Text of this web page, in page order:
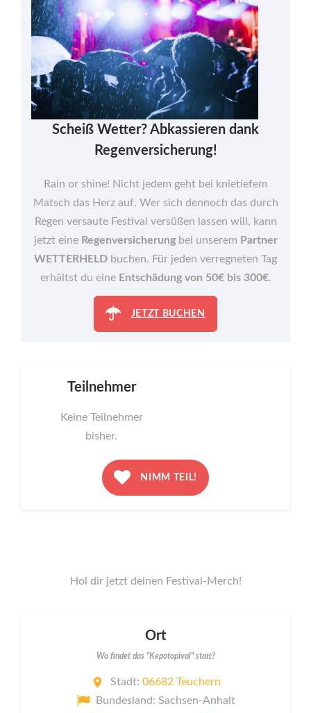
Scheiß Wetter? Abkassieren dank
Regenversicherung!
Rain or shine! Nicht jedem geht bei knietiefem
Matsch das Herz auf. Wer sich dennoch das durch
Regen versaute Festival versüßen lassen will, kann
jetzt eine Regenversicherungbei unserem Partner
WETTERHELD buchen. Für jeden verregneten Tag
erhältst du eine Entschädung von 50€ bis 300€.
JETZT BUCHEN
Teilnehmer
Keine Teilnehmer
bisher.
NIMM TEIL!
Hol dir jetzt deinen Festival-Merch!
Ort
Wo findet das "Kepotopival" statt?
Stadt: 06682 Teuchern
Bundesland: Sachsen-Anhalt